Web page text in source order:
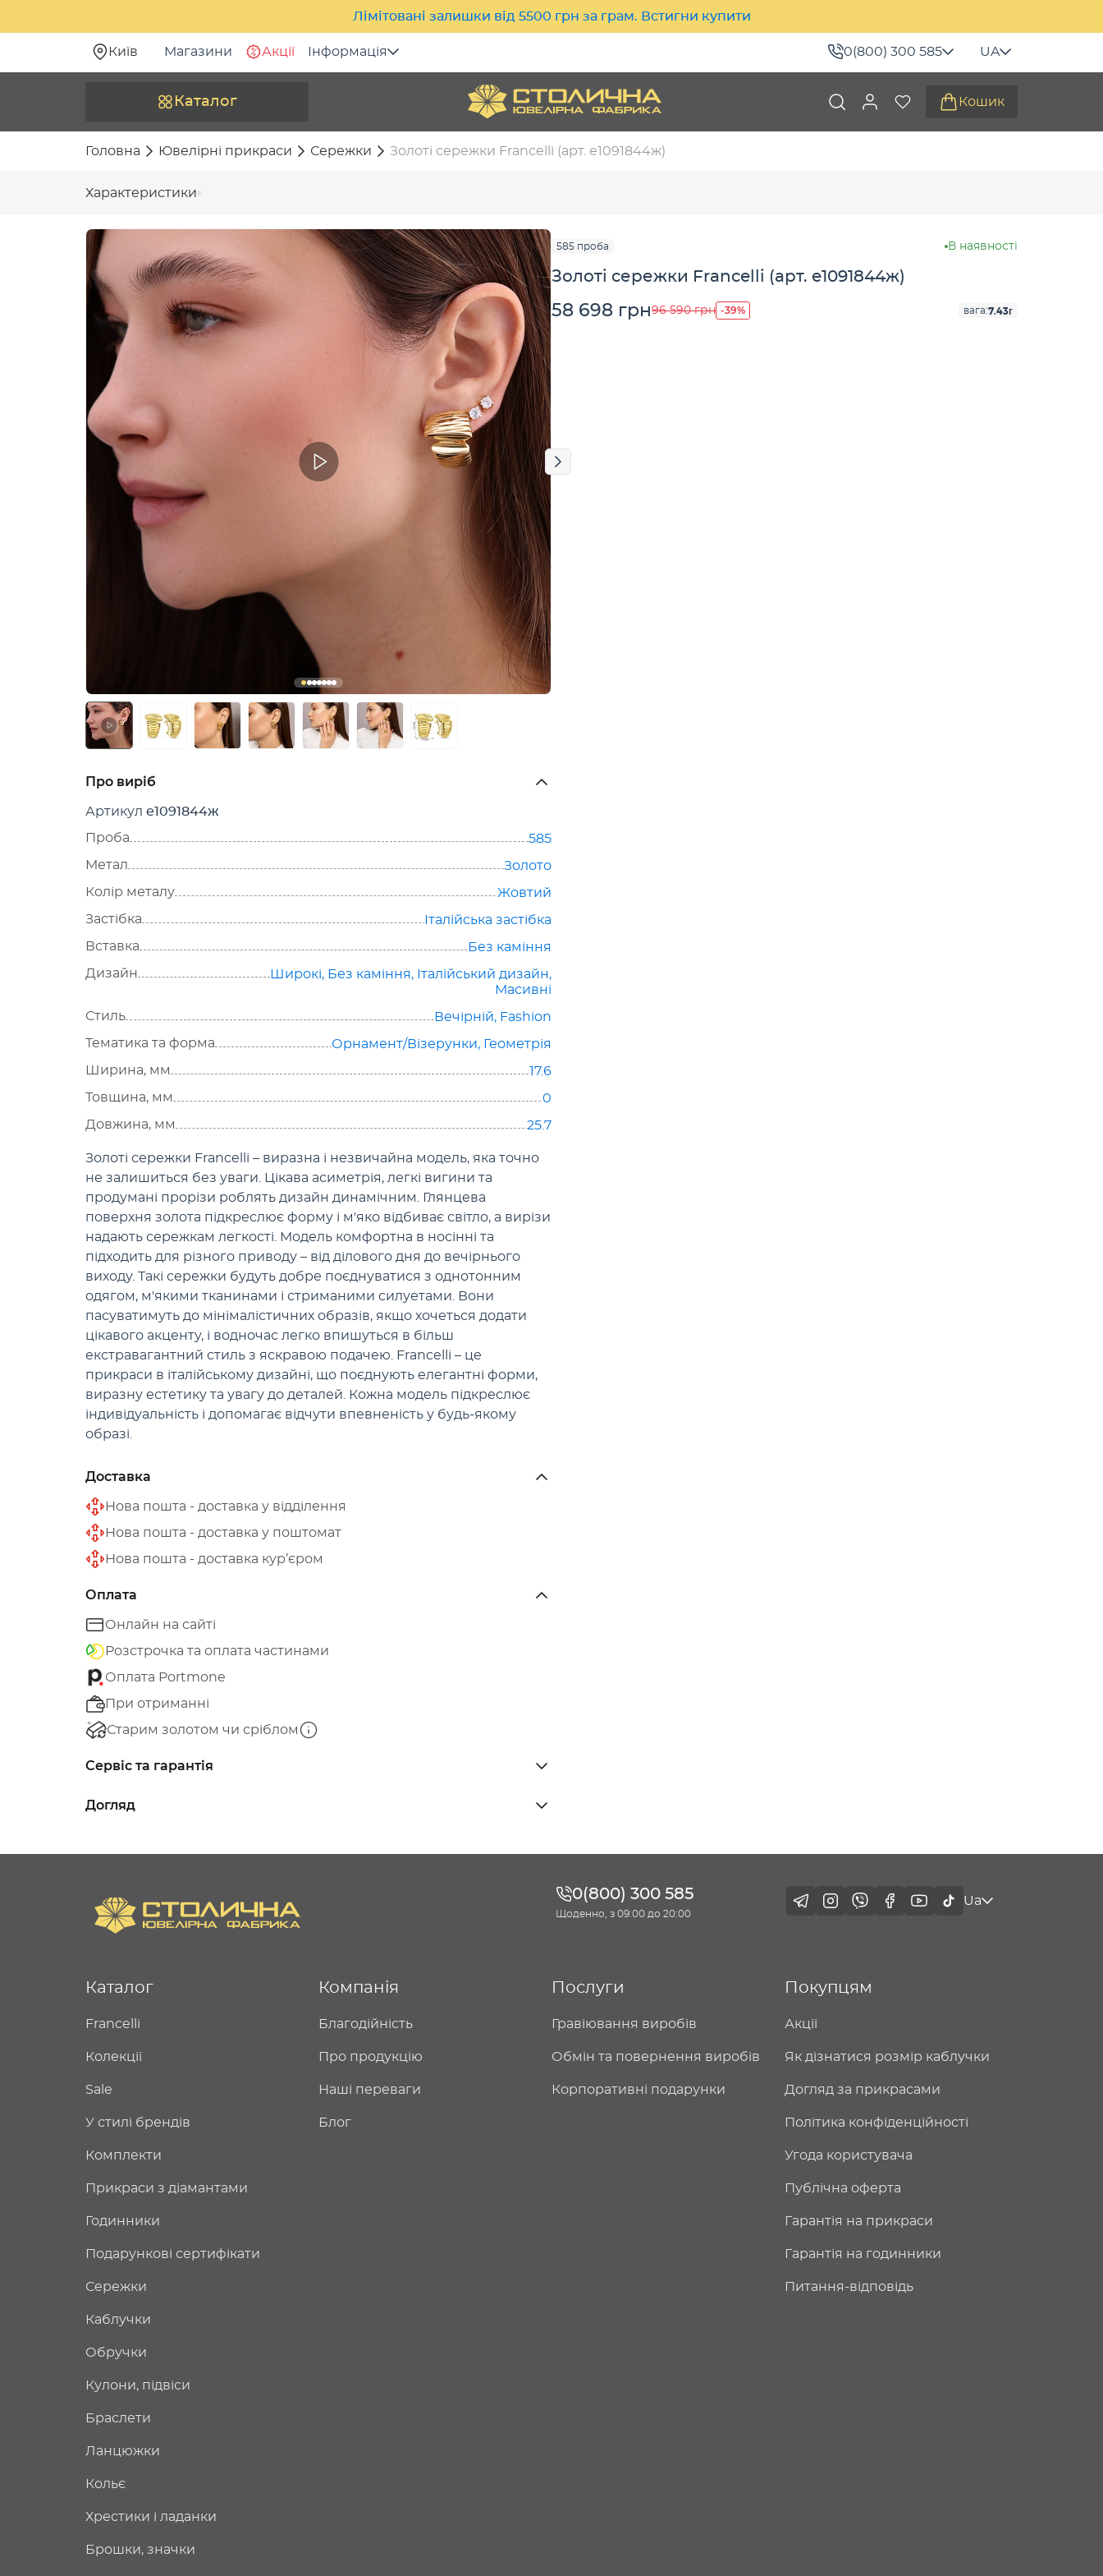
Лімітовані залишки від 5500 грн за грам. Встигни купити
Київ Магазини Акції Інформація 0(800) 300 585 UA
Каталог Кошик
Головна Ювелірні прикраси Сережки Золоті сережки Francelli (арт. е1091844ж)
Характеристики
Про виріб
Артикул е1091844ж
Проба
585
Метал
Золото
Колір металу
Жовтий
Застібка
Італійська застібка
Вставка
Без каміння
Дизайн
Широкі, Без каміння, Італійський дизайн,
Масивні
Стиль
Вечірній, Fashion
Тематика та форма
Орнамент/Візерунки, Геометрія
Ширина, мм
17.6
Товщина, мм
0
Довжина, мм
25.7
Золоті сережки Francelli – виразна і незвичайна модель, яка точно
не залишиться без уваги. Цікава асиметрія, легкі вигини та
продумані прорізи роблять дизайн динамічним. Глянцева
поверхня золота підкреслює форму і м'яко відбиває світло, а вирізи
надають сережкам легкості. Модель комфортна в носінні та
підходить для різного приводу – від ділового дня до вечірнього
виходу. Такі сережки будуть добре поєднуватися з однотонним
одягом, м'якими тканинами і стриманими силуетами. Вони
пасуватимуть до мінімалістичних образів, якщо хочеться додати
цікавого акценту, і водночас легко впишуться в більш
екстравагантний стиль з яскравою подачею. Francelli – це
прикраси в італійському дизайні, що поєднують елегантні форми,
виразну естетику та увагу до деталей. Кожна модель підкреслює
індивідуальність і допомагає відчути впевненість у будь-якому
образі.
Доставка
Нова пошта - доставка у відділення
Нова пошта - доставка у поштомат
Нова пошта - доставка кур’єром
Оплата
Онлайн на сайті
Розстрочка та оплата частинами
Оплата Portmone
При отриманні
Старим золотом чи сріблом
Сервіс та гарантія
Догляд
585 проба В наявності
Золоті сережки Francelli (арт. е1091844ж)
58 698 грн96 590 грн -39% вага:7.43г
0(800) 300 585
Щоденно, з 09:00 до 20:00
Ua
Каталог
Francelli
Колекції
Sale
У стилі брендів
Комплекти
Прикраси з діамантами
Годинники
Подарункові сертифікати
Сережки
Каблучки
Обручки
Кулони, підвіси
Браслети
Ланцюжки
Кольє
Хрестики і ладанки
Брошки, значки
Компанія
Благодійність
Про продукцію
Наші переваги
Блог
Послуги
Гравіювання виробів
Обмін та повернення виробів
Корпоративні подарунки
Покупцям
Акції
Як дізнатися розмір каблучки
Догляд за прикрасами
Політика конфіденційності
Угода користувача
Публічна оферта
Гарантія на прикраси
Гарантія на годинники
Питання-відповідь